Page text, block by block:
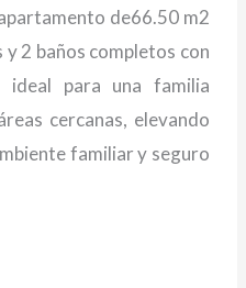
de66.50 m2
2 baños completos con
ideal para una familia
cercanas, elevando
familiar y seguro